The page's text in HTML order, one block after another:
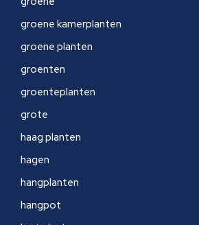
groene kamerplanten
groene planten
groenten
groenteplanten
grote
haag planten
hagen
hangplanten
hangpot